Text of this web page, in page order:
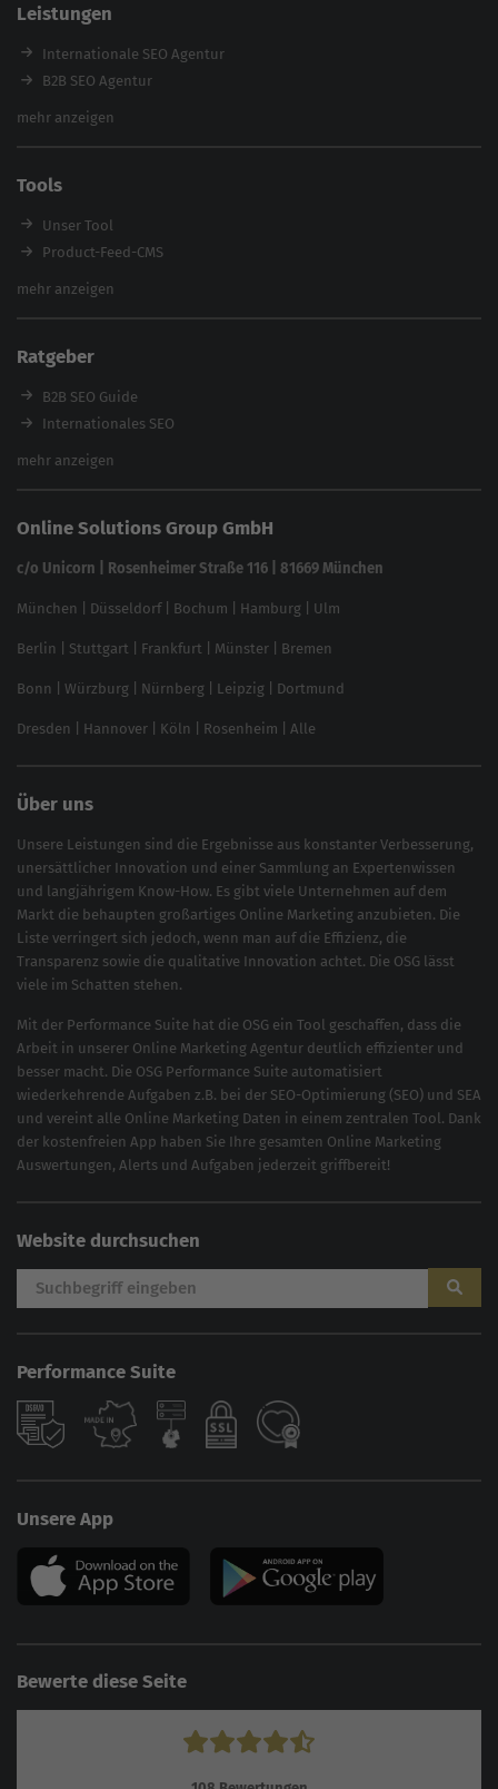
Referenzen
E-Books
Magazin
Leistungen
Internationale SEO Agentur
B2B SEO Agentur
Inhouse SEO Agentur
Enterprise SEO Agentur
Workshops
mehr anzeigen
Tools
Unser Tool
Product-Feed-CMS
Website Analyse
Backlink-Check
Ladezeiten-Check
Brand Protection Tool
Website SEO Check
feed2content.ai
mehr anzeigen
Ratgeber
B2B SEO Guide
Internationales SEO
eCommerce SEO
In ChatGPT gefunden werden
Linkbuilding 2025
Local SEO
SEO für Online Shops
Brand Monitoring 2025
mehr anzeigen
Online Solutions Group GmbH
c/o Unicorn | Rosenheimer Straße 116 | 81669 München
München Düsseldorf| Bochum Hamburg Ulm
Berlin Stuttgart Frankfurt Münster Bremen
Bonn Würzburg Nürnberg Leipzig Dortmund
Dresden Hannover Köln Rosenheim Alle
Über uns
Unsere Leistungen sind die Ergebnisse aus konstanter Verbesserung,
unersättlicher Innovation und einer Sammlung an Expertenwissen
und langjährigem Know-How. Es gibt viele Unternehmen auf dem
Markt die behaupten großartiges Online Marketing anzubieten. Die
Liste verringert sich jedoch, wenn man auf die Effizienz, die
Transparenz sowie die qualitative Innovation achtet. Die OSG lässt
viele im Schatten stehen.
Mit der Performance Suite hat die OSG ein Tool geschaffen, dass die
Arbeit in unserer Online Marketing Agentur deutlich effizienter und
besser macht. Die OSG Performance Suite automatisiert
wiederkehrende Aufgaben z.B. bei der SEO-Optimierung (SEO) und SEA
und vereint alle Online Marketing Daten in einem zentralen Tool. Dank
der kostenfreien App haben Sie Ihre gesamten Online Marketing
Auswertungen, Alerts und Aufgaben jederzeit griffbereit!
Website durchsuchen
Performance Suite
Unsere App
Bewerte diese Seite